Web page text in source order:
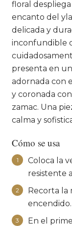
floral
encanto del
delicada y
inconfundible
presenta en
adornada con
y coronada
zamac. Una
calma y
Cómo se usa
1
Coloca la
resistente
2
Recorta la
encendido.
3
En el